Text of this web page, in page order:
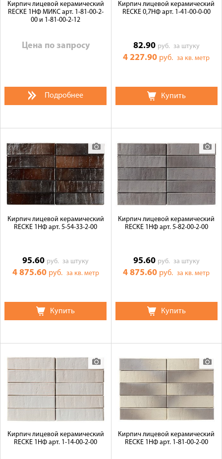
Кирпич лицевой керамический
RECKE 1НФ МИКС арт. 1-81-00-2-
00 и 1-81-00-2-12
Цена по запросу
Подробнее
Кирпич лицевой керамический
RECKE 0,7НФ арт. 1-41-00-0-00
82.90 руб. за штуку
4 227.90 руб.за кв. метр
Купить
Кирпич лицевой керамический
RECKE 1НФ арт. 5-54-33-2-00
95.60 руб.за штуку
4 875.60 руб. за кв. метр
Купить
Кирпич лицевой керамический
RECKE 1НФ арт. 5-82-00-2-00
95.60 руб. за штуку
4 875.60 руб.за кв. метр
Купить
Кирпич лицевой керамический
RECKE 1НФ арт. 1-14-00-2-00
Кирпич лицевой керамический
RECKE 1НФ арт. 1-81-00-2-00